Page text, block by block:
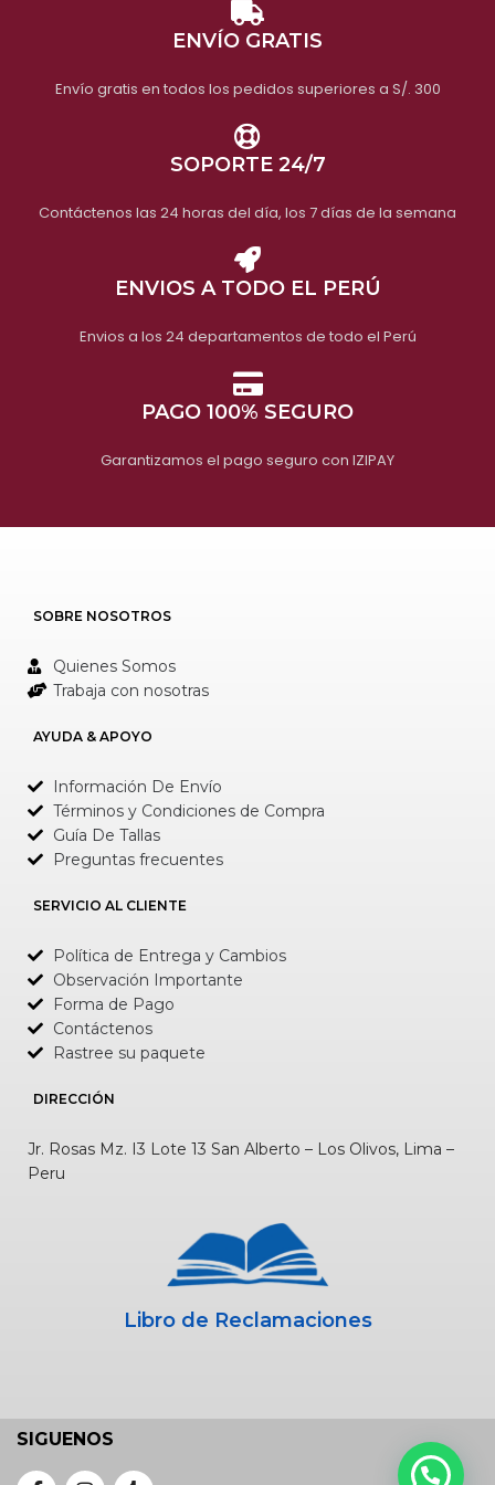
ENVÍO GRATIS
Envío gratis en todos los pedidos superiores a S/. 300
SOPORTE 24/7
Contáctenos las 24 horas del día, los 7 días de la semana
ENVIOS A TODO EL PERÚ
Envios a los 24 departamentos de todo el Perú
PAGO 100% SEGURO
Garantizamos el pago seguro con IZIPAY
SOBRE NOSOTROS
Quienes Somos
Trabaja con nosotras
AYUDA & APOYO
Información De Envío
Términos y Condiciones de Compra
Guía De Tallas
Preguntas frecuentes
SERVICIO AL CLIENTE
Política de Entrega y Cambios
Observación Importante
Forma de Pago
Contáctenos
Rastree su paquete
DIRECCIÓN
Jr. Rosas Mz. I3 Lote 13 San Alberto – Los Olivos, Lima –
Peru
Libro de Reclamaciones
SIGUENOS